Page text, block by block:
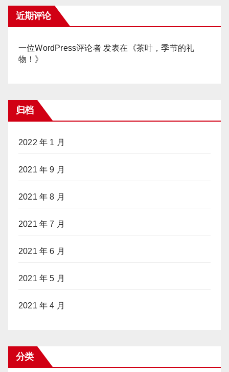
近期评论
一位WordPress评论者发表在《茶叶，季节的礼
物！ 》
归档
2022 年 1 月
2021 年 9 月
2021 年 8 月
2021 年 7 月
2021 年 6 月
2021 年 5 月
2021 年 4 月
分类